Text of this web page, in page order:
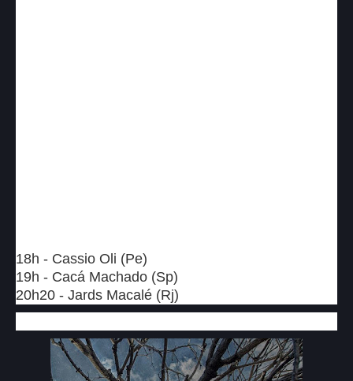
18h - Cassio Oli (Pe)
19h - Cacá Machado (Sp)
20h20 - Jards Macalé (Rj)